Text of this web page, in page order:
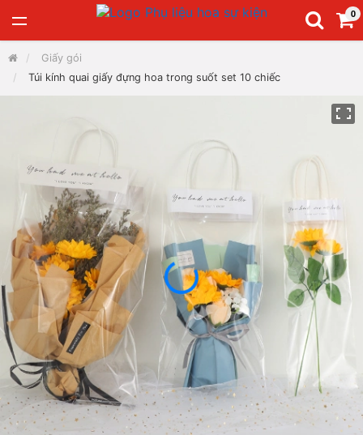
0
Giấy gói
Túi kính quai giấy đựng hoa trong suốt set 10 chiếc